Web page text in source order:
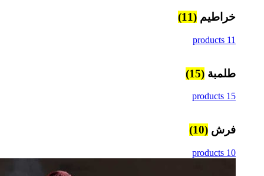
خراطيم (11)
11 products
طلمبة (15)
15 products
فرش (10)
10 products